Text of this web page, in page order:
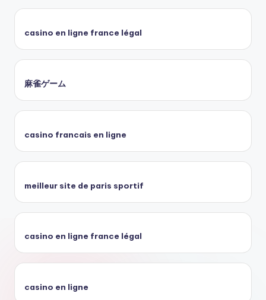
casino en ligne france légal
麻雀ゲーム
casino francais en ligne
meilleur site de paris sportif
casino en ligne france légal
casino en ligne